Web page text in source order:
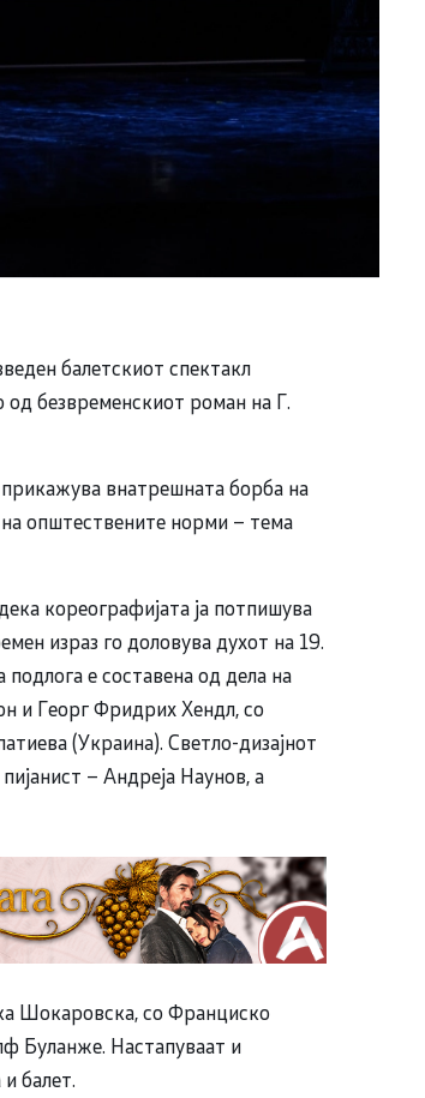
балетскиот спектакл
од безвременскиот роман на Г.
внатрешната борба на
општествените норми – тема
кореографијата ја потпишува
израз го доловува духот на 19.
е составена од дела на
и Георг Фридрих Хендл, со
(Украина). Светло-дизајнот
– Андреја Наунов, а
Шокаровска, со Франциско
Буланже. Настапуваат и
балет.